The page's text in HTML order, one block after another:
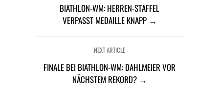
BIATHLON-WM: HERREN-STAFFEL
VERPASST MEDAILLE KNAPP →
NEXT ARTICLE
FINALE BEI BIATHLON-WM: DAHLMEIER VOR
NÄCHSTEM REKORD? →